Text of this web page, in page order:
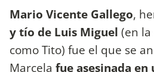
Mario Vicente Gallego,
y tío de Luis Miguel (en
como Tito) fue el que se
Marcela fue asesinada en